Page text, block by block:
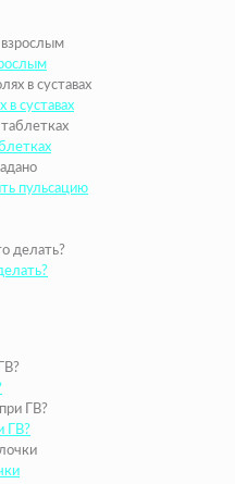
суставах
пульсацию
ГВ?